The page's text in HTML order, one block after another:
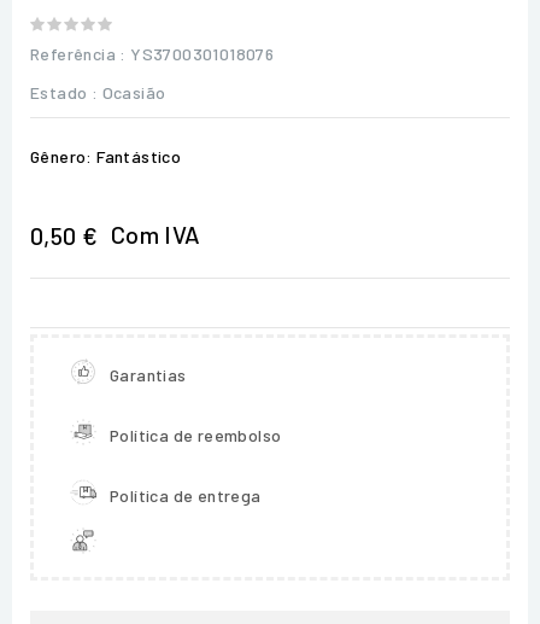
Referência : YS3700301018076
Estado : Ocasião
Gênero: Fantástico
0,50 € Com IVA
Garantias
Política de reembolso
Política de entrega